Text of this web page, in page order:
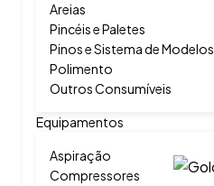
Areias
Pincéis e Paletes
Pinos e Sistema de Modelos
Polimento
Outros Consumíveis
Equipamentos
Aspiração
Compressores